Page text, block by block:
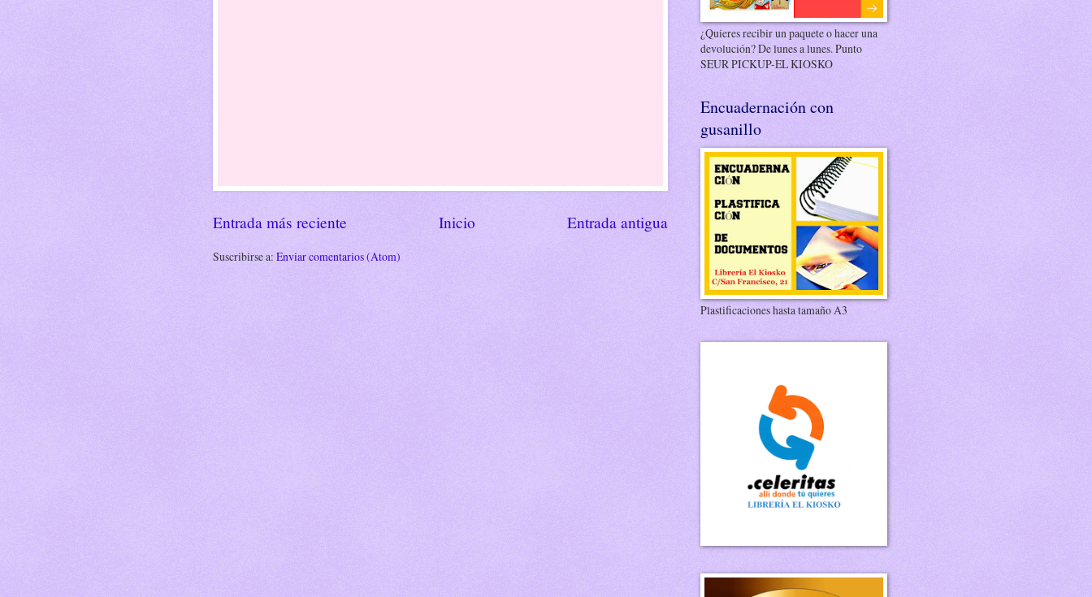
Entrada más reciente Entrada antigua
Inicio
Suscribirse a: Enviar comentarios (Atom)
¿Quieres recibir un paquete o hacer una
devolución? De lunes a lunes. Punto
SEUR PICKUP-EL KIOSKO
Encuadernación con
gusanillo
Plastificaciones hasta tamaño A3